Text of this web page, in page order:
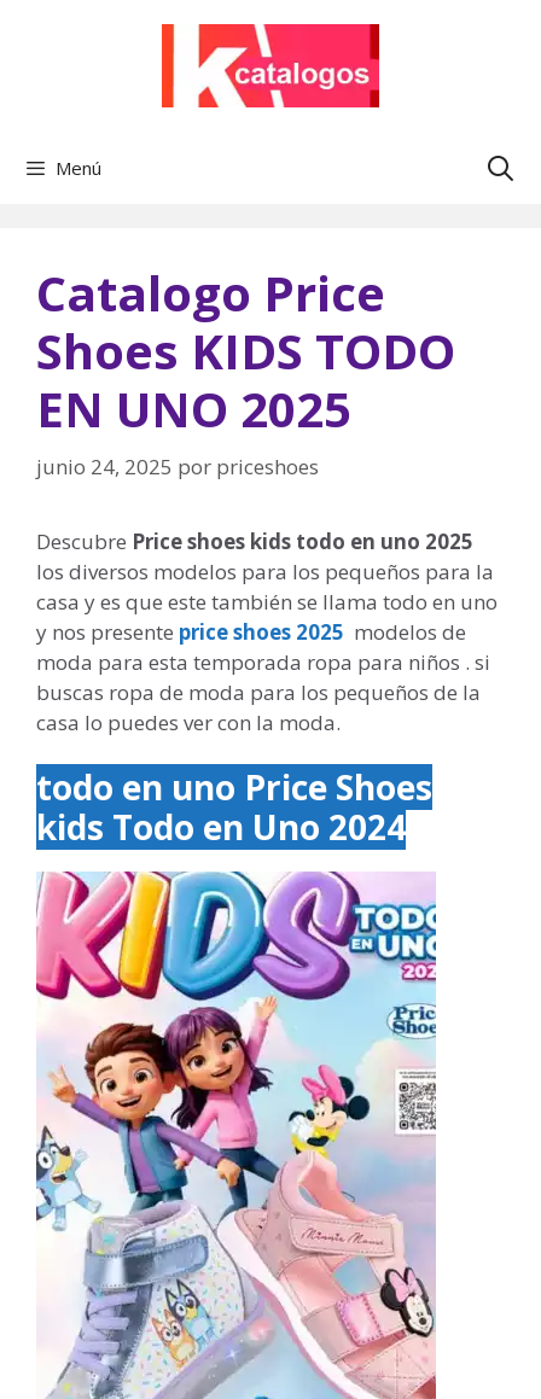
Menú
Catalogo Price
Shoes KIDS TODO
EN UNO 2025
junio 24, 2025 por priceshoes
Descubre Price shoes kids todo en uno 2025
los diversos modelos para los pequeños para la
casa y es que este también se llama todo en uno
y nos presente price shoes 2025 modelos de
moda para esta temporada ropa para niños . si
buscas ropa de moda para los pequeños de la
casa lo puedes ver con la moda.
todo en uno Price Shoes
kids Todo en Uno 2024